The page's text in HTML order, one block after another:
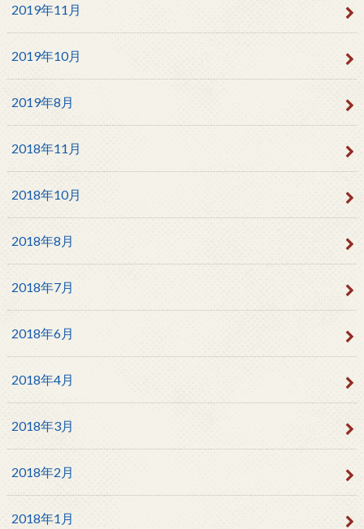
2019年11月
2019年10月
2019年8月
2018年11月
2018年10月
2018年8月
2018年7月
2018年6月
2018年4月
2018年3月
2018年2月
2018年1月